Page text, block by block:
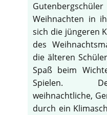
Weihnachten in
sich die jüngeren
des
die älteren
Spaß beim
Spielen.
weihnachtliche,
durch ein